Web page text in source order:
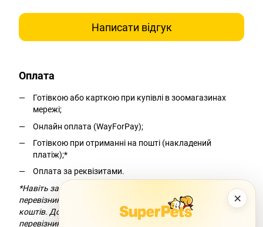
×
Написати відгук
Оплата
Готівкою або карткою при купівлі в зоомагазинах
мережі;
Онлайн оплата (WayForPay);
Готівкою при отриманні на пошті (накладений
платіж);*
Оплата за реквізитами.
*Навіть за умови безкоштовної доставки компанія-
перевізник додасть комісію за переказ
коштів. Докладніше можна дізнатися на сайті компанії-
перевізника.